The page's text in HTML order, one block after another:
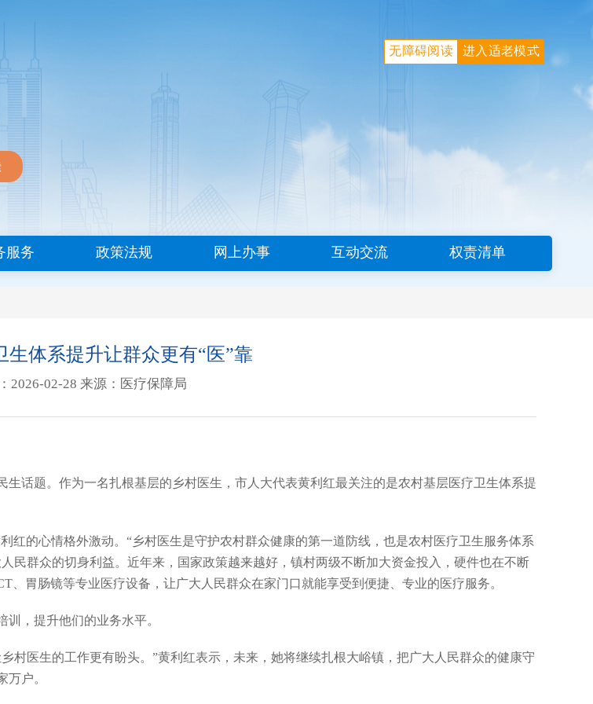
进入适老模式
无障碍阅读
服务 政策法规 网上办事 互动交流 权责清单
生体系提升让群众更有“医”靠
2026-02-28 来源：医疗保障局
话题。作为一名扎根基层的乡村医生，市人大代表黄利红最关注的是农村基层医疗卫生体系提
红的心情格外激动。“乡村医生是守护农村群众健康的第一道防线，也是农村医疗卫生服务体系
民群众的切身利益。近年来，国家政策越来越好，镇村两级不断加大资金投入，硬件也在不断
胃肠镜等专业医疗设备，让广大人民群众在家门口就能享受到便捷、专业的医疗服务。
，提升他们的业务水平。
村医生的工作更有盼头。”黄利红表示，未来，她将继续扎根大峪镇，把广大人民群众的健康守
户。